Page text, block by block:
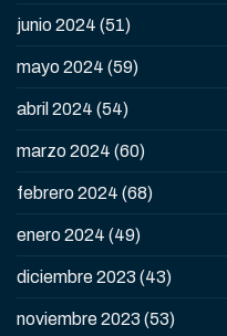
junio 2024 (51)
mayo 2024 (59)
abril 2024 (54)
marzo 2024 (60)
febrero 2024 (68)
enero 2024 (49)
diciembre 2023 (43)
noviembre 2023 (53)